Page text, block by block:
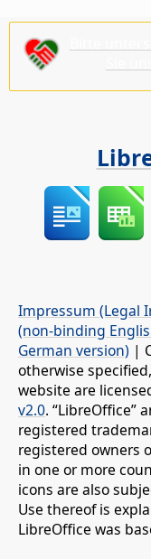
Impressum (Legal
(non-binding
German version) |
otherwise
website are
v2.0. “LibreOffice”
registered
registered owners
in one or more
icons are also
Use thereof is
LibreOffice was